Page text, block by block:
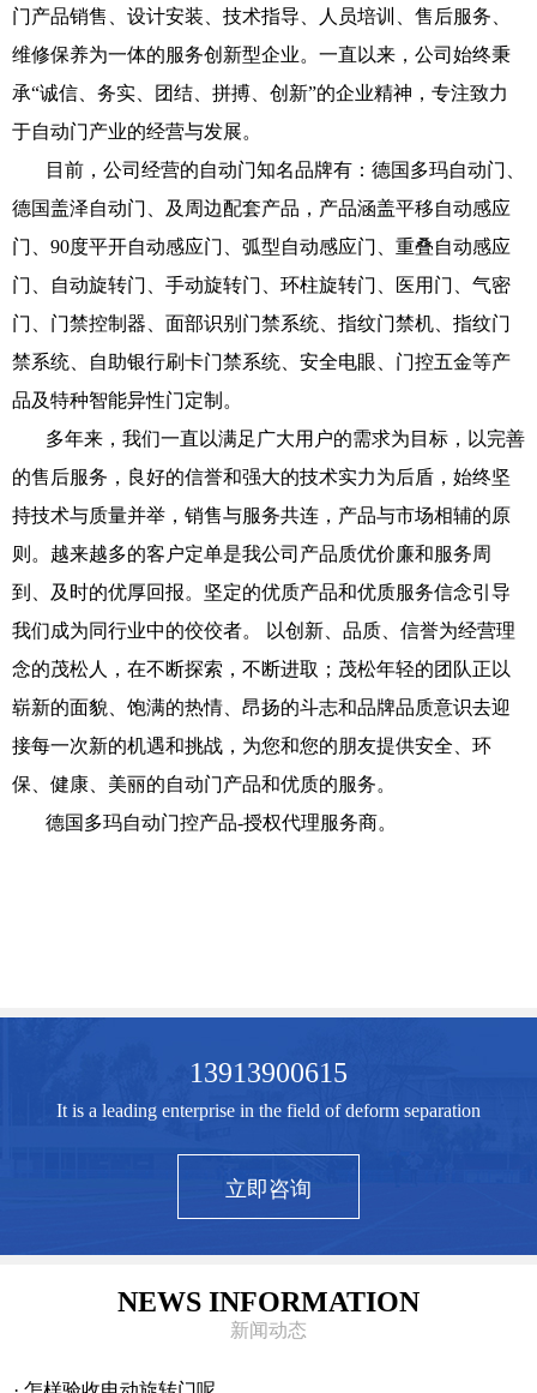
门产品销售、设计安装、技术指导、人员培训、售后服务、
维修保养为一体的服务创新型企业。一直以来，公司始终秉
承“诚信、务实、团结、拼搏、创新”的企业精神，专注致力
于自动门产业的经营与发展。
目前，公司经营的自动门知名品牌有：德国多玛自动门、
德国盖泽自动门、及周边配套产品，产品涵盖平移自动感应
门、90度平开自动感应门、弧型自动感应门、重叠自动感应
门、自动旋转门、手动旋转门、环柱旋转门、医用门、气密
门、门禁控制器、面部识别门禁系统、指纹门禁机、指纹门
禁系统、自助银行刷卡门禁系统、安全电眼、门控五金等产
品及特种智能异性门定制。
多年来，我们一直以满足广大用户的需求为目标，以完善
的售后服务，良好的信誉和强大的技术实力为后盾，始终坚
持技术与质量并举，销售与服务共连，产品与市场相辅的原
则。越来越多的客户定单是我公司产品质优价廉和服务周
到、及时的优厚回报。坚定的优质产品和优质服务信念引导
我们成为同行业中的佼佼者。 以创新、品质、信誉为经营理
念的茂松人，在不断探索，不断进取；茂松年轻的团队正以
崭新的面貌、饱满的热情、昂扬的斗志和品牌品质意识去迎
接每一次新的机遇和挑战，为您和您的朋友提供安全、环
保、健康、美丽的自动门产品和优质的服务。
德国多玛自动门控产品-授权代理服务商。
13913900615
It is a leading enterprise in the field of deform separation
立即咨询
NEWS INFORMATION
新闻动态